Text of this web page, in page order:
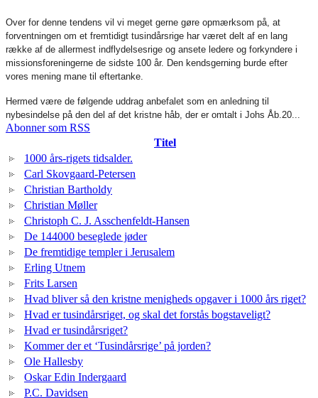
Over for denne tendens vil vi meget gerne gøre opmærksom på, at
forventningen om et fremtidigt tusindårsrige har været delt af en lang
række af de allermest indflydelsesrige og ansete ledere og forkyndere i
missionsforeningerne de sidste 100 år. Den kendsgerning burde efter
vores mening mane til eftertanke.
Hermed være de følgende uddrag anbefalet som en anledning til
nybesindelse på den del af det kristne håb, der er omtalt i Johs Åb.20...
Abonner som RSS
Titel
1000 års-rigets tidsalder.
Carl Skovgaard-Petersen
Christian Bartholdy
Christian Møller
Christoph C. J. Asschenfeldt-Hansen
De 144000 beseglede jøder
De fremtidige templer i Jerusalem
Erling Utnem
Frits Larsen
Hvad bliver så den kristne menigheds opgaver i 1000 års riget?
Hvad er tusindårsriget, og skal det forstås bogstaveligt?
Hvad er tusindårsriget?
Kommer der et ‘Tusindårsrige’ på jorden?
Ole Hallesby
Oskar Edin Indergaard
P.C. Davidsen